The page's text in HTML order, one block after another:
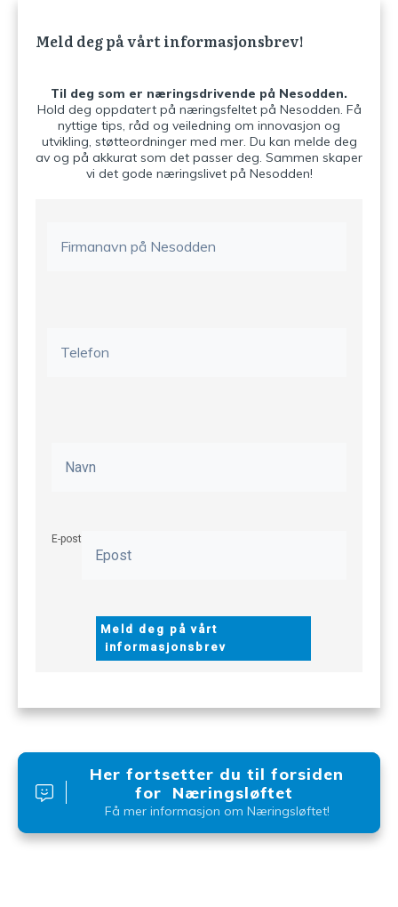
Meld deg på vårt informasjonsbrev!
Til deg som er næringsdrivende på Nesodden.
Hold deg oppdatert på næringsfeltet på Nesodden. Få
nyttige tips, råd og veiledning om innovasjon og
utvikling, støtteordninger med mer. Du kan melde deg
av og på akkurat som det passer deg. Sammen skaper
vi det gode næringslivet på Nesodden!
E-post
Meld deg på vårt
informasjonsbrev
Her fortsetter du til forsiden
for Næringsløftet
Få mer informasjon om Næringsløftet!